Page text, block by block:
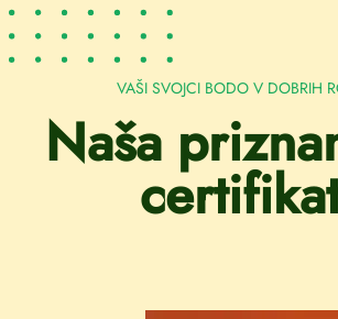
VAŠI SVOJCI BODO V DOBRIH
Naša